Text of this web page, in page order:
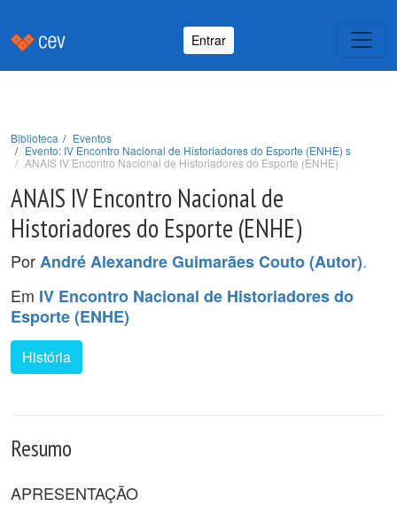
Entrar
Biblioteca
Eventos
Evento: IV Encontro Nacional de Historiadores do Esporte (ENHE) s
ANAIS IV Encontro Nacional de Historiadores do Esporte (ENHE)
ANAIS IV Encontro Nacional de
Historiadores do Esporte (ENHE)
PorAndré Alexandre Guimarães Couto (Autor).
Em IV Encontro Nacional de Historiadores do
Esporte (ENHE)
História
Resumo
APRESENTAÇÃO